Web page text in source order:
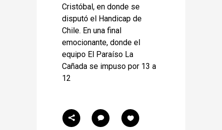
Cristóbal, en donde se
disputó el Handicap de
Chile. En una final
emocionante, donde el
equipo El Paraíso La
Cañada se impuso por 13 a
12